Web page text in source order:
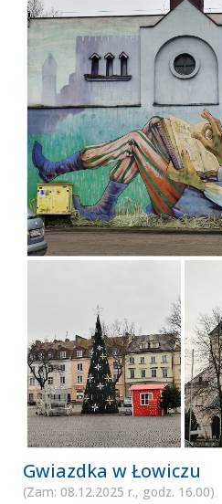
Gwiazdka w Łowiczu
(Zam: 08.12.2025 r., godz. 16.00)